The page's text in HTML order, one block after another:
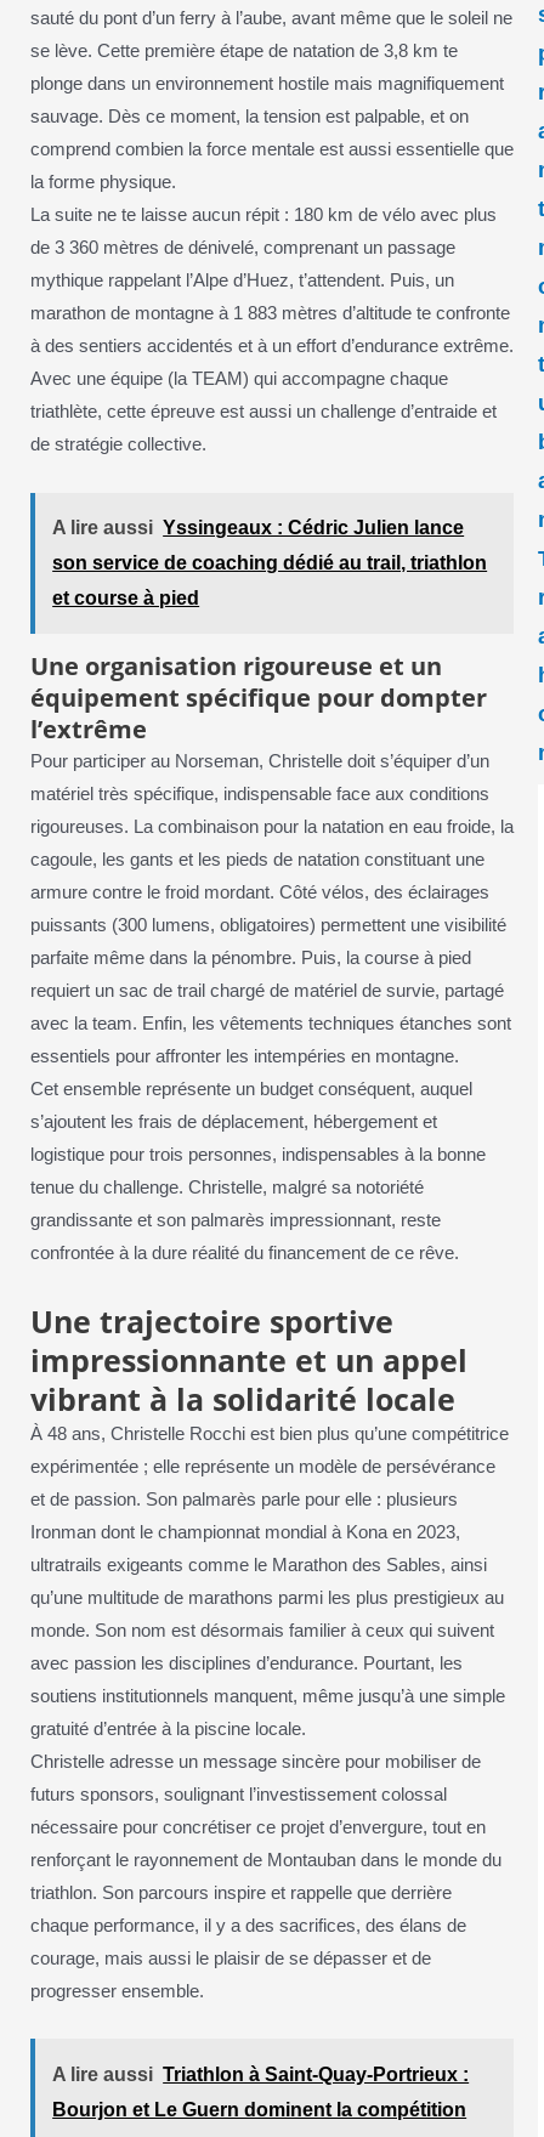
sauté du pont d’un ferry à l’aube, avant même que le soleil ne
se lève. Cette première étape de natation de 3,8 km te
plonge dans un environnement hostile mais magnifiquement
sauvage. Dès ce moment, la tension est palpable, et on
comprend combien la force mentale est aussi essentielle que
la forme physique.
La suite ne te laisse aucun répit : 180 km de vélo avec plus
de 3 360 mètres de dénivelé, comprenant un passage
mythique rappelant l’Alpe d’Huez, t’attendent. Puis, un
marathon de montagne à 1 883 mètres d’altitude te confronte
à des sentiers accidentés et à un effort d’endurance extrême.
Avec une équipe (la TEAM) qui accompagne chaque
triathlète, cette épreuve est aussi un challenge d’entraide et
de stratégie collective.
A lire aussi Yssingeaux : Cédric Julien lance
son service de coaching dédié au trail, triathlon
et course à pied
Une organisation rigoureuse et un
équipement spécifique pour dompter
l’extrême
Pour participer au Norseman, Christelle doit s’équiper d’un
matériel très spécifique, indispensable face aux conditions
rigoureuses. La combinaison pour la natation en eau froide, la
cagoule, les gants et les pieds de natation constituant une
armure contre le froid mordant. Côté vélos, des éclairages
puissants (300 lumens, obligatoires) permettent une visibilité
parfaite même dans la pénombre. Puis, la course à pied
requiert un sac de trail chargé de matériel de survie, partagé
avec la team. Enfin, les vêtements techniques étanches sont
essentiels pour affronter les intempéries en montagne.
Cet ensemble représente un budget conséquent, auquel
s’ajoutent les frais de déplacement, hébergement et
logistique pour trois personnes, indispensables à la bonne
tenue du challenge. Christelle, malgré sa notoriété
grandissante et son palmarès impressionnant, reste
confrontée à la dure réalité du financement de ce rêve.
Une trajectoire sportive
impressionnante et un appel
vibrant à la solidarité locale
À 48 ans, Christelle Rocchi est bien plus qu’une compétitrice
expérimentée ; elle représente un modèle de persévérance
et de passion. Son palmarès parle pour elle : plusieurs
Ironman dont le championnat mondial à Kona en 2023,
ultratrails exigeants comme le Marathon des Sables, ainsi
qu’une multitude de marathons parmi les plus prestigieux au
monde. Son nom est désormais familier à ceux qui suivent
avec passion les disciplines d’endurance. Pourtant, les
soutiens institutionnels manquent, même jusqu’à une simple
gratuité d’entrée à la piscine locale.
Christelle adresse un message sincère pour mobiliser de
futurs sponsors, soulignant l’investissement colossal
nécessaire pour concrétiser ce projet d’envergure, tout en
renforçant le rayonnement de Montauban dans le monde du
triathlon. Son parcours inspire et rappelle que derrière
chaque performance, il y a des sacrifices, des élans de
courage, mais aussi le plaisir de se dépasser et de
progresser ensemble.
A lire aussi Triathlon à Saint-Quay-Portrieux :
Bourjon et Le Guern dominent la compétition